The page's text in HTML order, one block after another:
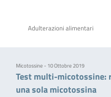
Adulterazioni alimentari
Micotossine - 10 Ottobre 2019
Test multi-micotossine:
una sola micotossina